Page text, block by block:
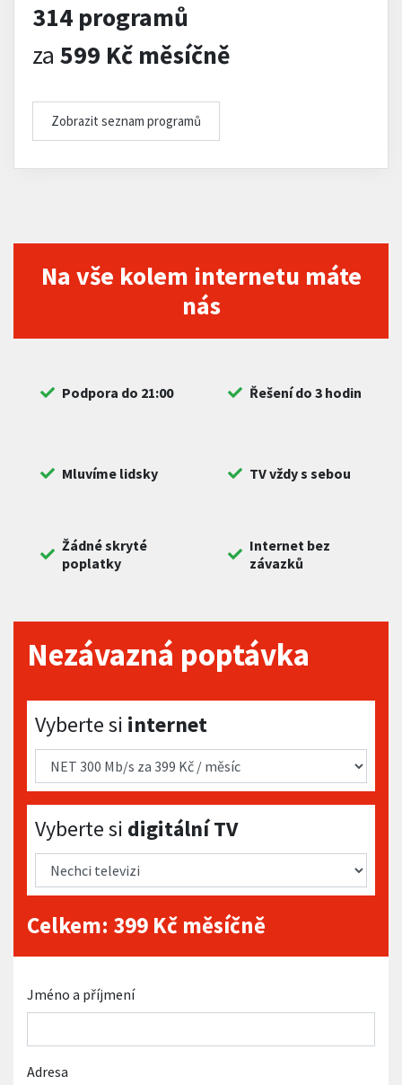
314 programů
za 599 Kč měsíčně
Zobrazit seznam programů
Na vše kolem internetu máte
nás
Podpora do 21:00 Řešení do 3 hodin
Mluvíme lidsky TV vždy s sebou
Žádné skryté
poplatky
Internet bez
závazků
Nezávazná poptávka
Vyberte si internet
Vyberte si internet
Vyberte si digitální TV
Vyberte si digitální TV
Celkem: 399 Kč měsíčně
Jméno a příjmení
Adresa